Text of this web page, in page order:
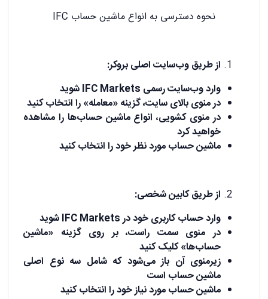
نحوه دسترسی به انواع ماشین حساب IFC
از طریق وب‌سایت اصلی بروکر:
وارد وب‌سایت رسمی IFC Markets شوید
در منوی بالای سایت، گزینه «معامله» را انتخاب کنید
در منوی کشویی، انواع ماشین حساب‌ها را مشاهده
خواهید کرد
ماشین حساب مورد نظر خود را انتخاب کنید
از طریق کابین شخصی:
وارد حساب کاربری خود در IFC Markets شوید
در منوی سمت راست، بر روی گزینه «ماشین
حساب‌ها» کلیک کنید
زیرمنوی آن باز می‌شود که شامل سه نوع اصلی
ماشین حساب است
ماشین حساب مورد نیاز خود را انتخاب کنید